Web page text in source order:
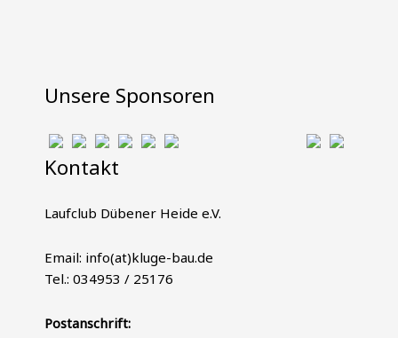
Unsere Sponsoren
Kontakt
Laufclub Dübener Heide e.V.
Email: info(at)kluge-bau.de
Tel.: 034953 / 25176
Postanschrift: